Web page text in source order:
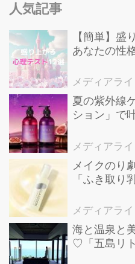
人気記事
【簡単】盛
あなたの性
メディアラ
夏の紫外線
ション」で
メディアラ
メイクのり
「ふき取り
メディアラ
海と温泉と
♡「五島リ